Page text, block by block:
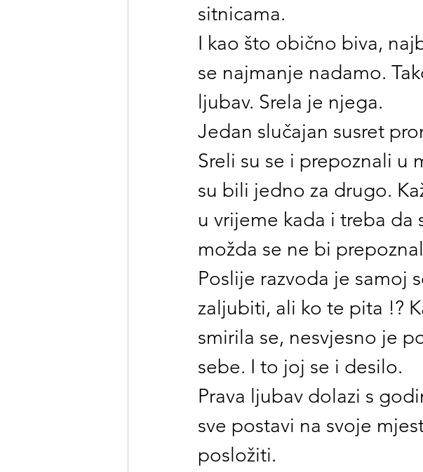
sitnicama.
I kao što obično biva,
se najmanje nadamo.
ljubav. Srela je njega.
Jedan slučajan susret
Sreli su se i prepoznali u
su bili jedno za drugo.
u vrijeme kada i treba da
možda se ne bi
Poslije razvoda je samoj
zaljubiti, ali ko te pita !?
smirila se, nesvjesno je
sebe. I to joj se i desilo.
Prava ljubav dolazi s
sve postavi na svoje
posložiti.